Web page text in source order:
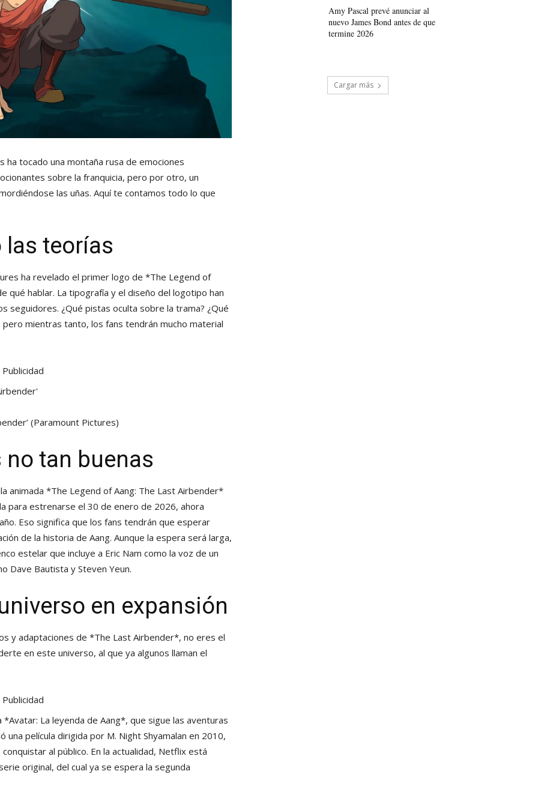
ha tocado una montaña rusa de emociones
sobre la franquicia, pero por otro, un
las uñas. Aquí te contamos todo lo que
las teorías
ha revelado el primer logo de *The Legend of
qué hablar. La tipografía y el diseño del logotipo han
seguidores. ¿Qué pistas oculta sobre la trama? ¿Qué
mientras tanto, los fans tendrán mucho material
Publicidad
(Paramount Pictures)
tan buenas
animada *The Legend of Aang: The Last Airbender*
para estrenarse el 30 de enero de 2026, ahora
Eso significa que los fans tendrán que esperar
de la historia de Aang. Aunque la espera será larga,
estelar que incluye a Eric Nam como la voz de un
Dave Bautista y Steven Yeun.
en expansión
y adaptaciones de *The Last Airbender*, no eres el
en este universo, al que ya algunos llaman el
Publicidad
La leyenda de Aang*, que sigue las aventuras
película dirigida por M. Night Shyamalan en 2010,
al público. En la actualidad, Netflix está
original, del cual ya se espera la segunda
Amy Pascal prevé anunciar al
nuevo James Bond antes de que
termine 2026
Cargar más